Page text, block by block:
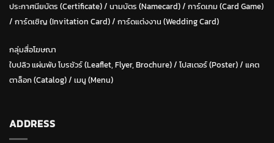
ประกาศนียบัตร (Certificate)/ นามบัตร (Namecard)/ การ์ดเกม (Card Game)
/ การ์ดเชิญ (Invitation Card)/ การ์ดแต่งงาน (Wedding Card)
กลุ่มสื่อโฆษณา
ใบปลิว แผ่นพับ โบรชัวร์ (Leaflet, Flyer, Brochure)/ โปสเตอร์ (Poster) / แคต
ตาล็อก (Catalog)/ เมนู (Menu)
ADDRESS